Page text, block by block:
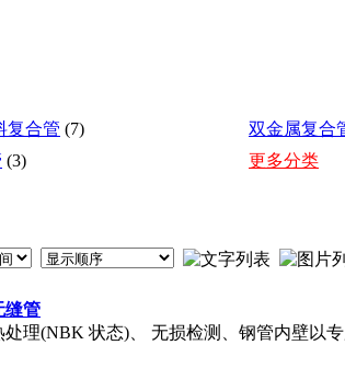
复合管 (7) 双金属复合
(3) 更多分类
管
理(NBK 状态)、 无损检测、钢管内壁以